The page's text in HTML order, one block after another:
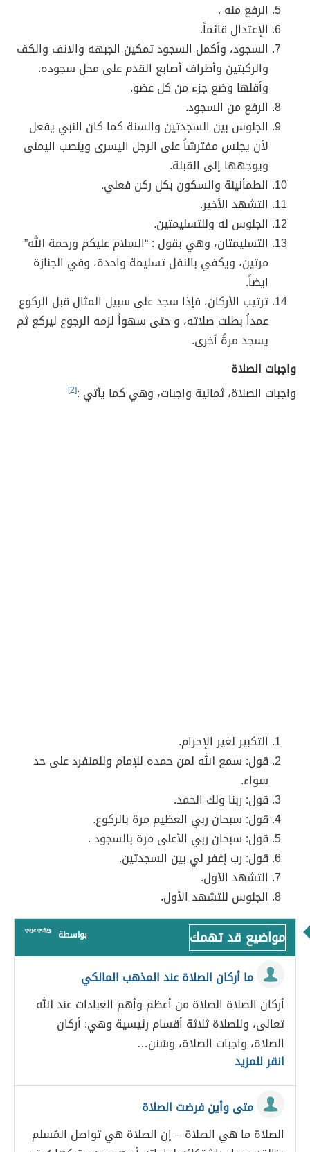
الرفع منه .
الإعتدال قائماً.
السجود، وأكمل السجود تمكين الجبهه والانف والكف
والركبتين وأطراف أصابع القدم على محل سجوده.
وأقلها وضع جزء من كل عضو.
الرفع من السجود.
الجلوس بين السجدتين والسنة كما كان النبي يفعل
لأن يجلس مفترشاً على الرجل اليسرى وينصب اليمنى
ويوجهها إلى القبلة.
الطمأنينة والسكون بكل ركن فعلي.
التشهد الأخير.
الجلوس له وللتسليمتين.
التسليمتان، وهي بقول : “السلام عليكم ورحمة الله”
مرتين، ويكفي بالنفل تسليمة واحدة، وفي الجنازة
ايضاً.
ترتيب الأركان، فإذا سجد على سبيل المثال قبل الركوع
عمداً بطلت صلاته، و حتى سهواً لزمه الرجوع ليركع ثم
يسجد مرةً أخرى.
واجبات الصلاة
واجبات الصلاة، ثمانية واجبات، وهي كما يأتي :[2]
التكبير لغير الإحرام.
قول: سمع الله لمن حمده للإمام وللمنفرد على حد
سواء.
قول: ربنا ولك الحمد.
قول: سبحان ربي العظيم مرة بالركوع.
قول: سبحان ربي الأعلى مرة بالسجود .
قول: رب إغفر لي بين السجدتين.
التشهد الأول.
الجلوس للتشهد الأول.
مواضيع قد تهمك بواسطة
ما أركان الصلاة عند المذهب المالكي
أركان الصلاة الصلاة من أعظم وأهم العبادات عند الله
تعالى، وللصلاة ثلاثة أقسام رئيسية وهي: أركان
الصلاة، واجبات الصلاة، وسُنن…
انقر للمزيد
متى وأين فرضت الصلاة
الصلاة ما هي الصلاة – إن الصلاة هي تواصل المُسلم